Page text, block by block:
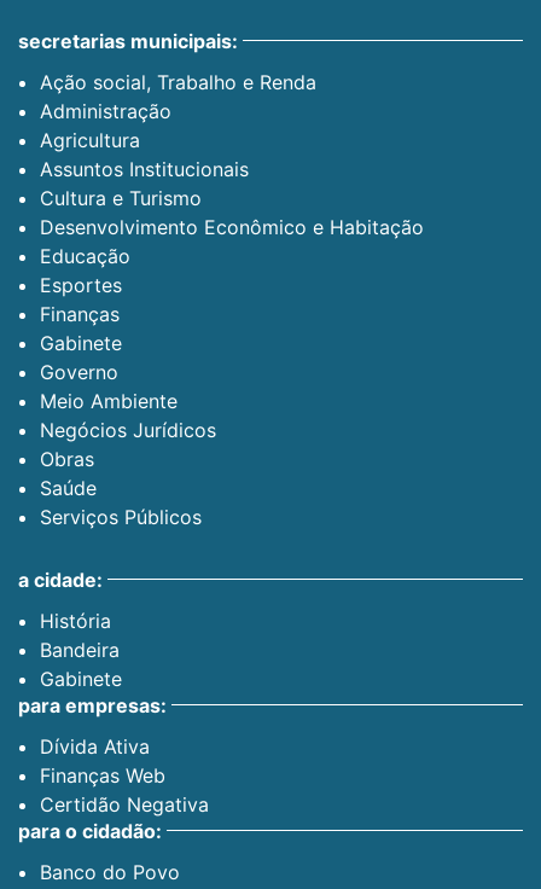
secretarias municipais:
Ação social, Trabalho e Renda
Administração
Agricultura
Assuntos Institucionais
Cultura e Turismo
Desenvolvimento Econômico e Habitação
Educação
Esportes
Finanças
Gabinete
Governo
Meio Ambiente
Negócios Jurídicos
Obras
Saúde
Serviços Públicos
a cidade:
História
Bandeira
Gabinete
para empresas:
Dívida Ativa
Finanças Web
Certidão Negativa
para o cidadão:
Banco do Povo